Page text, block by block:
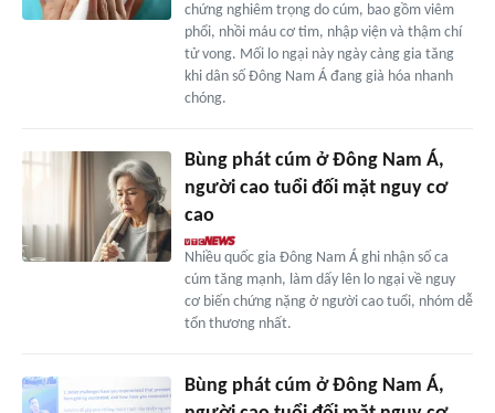
chứng nghiêm trọng do cúm, bao gồm viêm
phổi, nhồi máu cơ tim, nhập viện và thậm chí
tử vong. Mối lo ngại này ngày càng gia tăng
khi dân số Đông Nam Á đang già hóa nhanh
chóng.
Bùng phát cúm ở Đông Nam Á,
người cao tuổi đối mặt nguy cơ
cao
Nhiều quốc gia Đông Nam Á ghi nhận số ca
cúm tăng mạnh, làm dấy lên lo ngại về nguy
cơ biến chứng nặng ở người cao tuổi, nhóm dễ
tổn thương nhất.
Bùng phát cúm ở Đông Nam Á,